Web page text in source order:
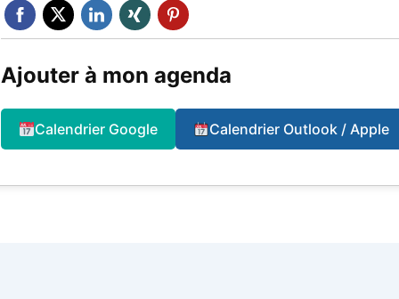
Ajouter à mon agenda
Calendrier Google Calendrier Outlook / Apple